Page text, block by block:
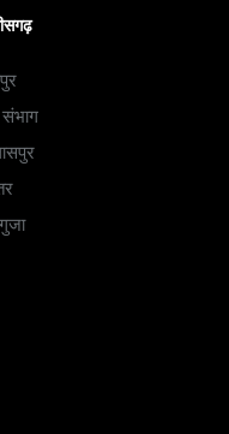
संभाग